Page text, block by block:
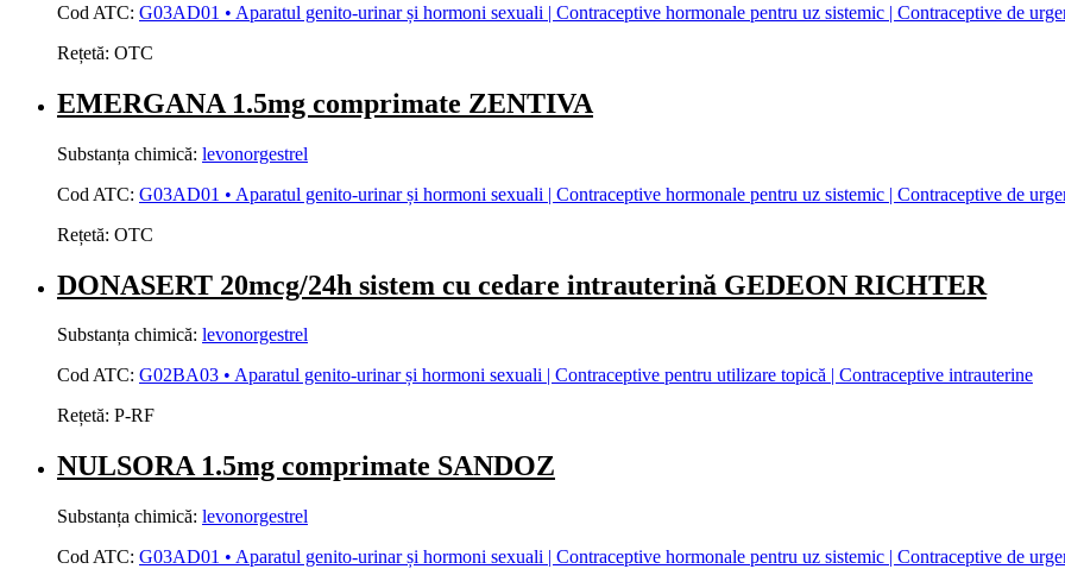
Cod ATC: G03AD01 • Aparatul genito-urinar și hormoni sexuali | Contraceptive hormonale pentru uz sistemic | Contraceptive de
Rețetă: OTC
EMERGANA 1.5mg comprimate ZENTIVA
Substanța chimică: levonorgestrel
Cod ATC: G03AD01 • Aparatul genito-urinar și hormoni sexuali | Contraceptive hormonale pentru uz sistemic | Contraceptive de
Rețetă: OTC
DONASERT 20mcg/24h sistem cu cedare intrauterină GEDEON RICHTER
Substanța chimică: levonorgestrel
Cod ATC: G02BA03 • Aparatul genito-urinar și hormoni sexuali | Contraceptive pentru utilizare topică | Contraceptive intrauterine
Rețetă: P-RF
NULSORA 1.5mg comprimate SANDOZ
Substanța chimică: levonorgestrel
Cod ATC: G03AD01 • Aparatul genito-urinar și hormoni sexuali | Contraceptive hormonale pentru uz sistemic | Contraceptive de